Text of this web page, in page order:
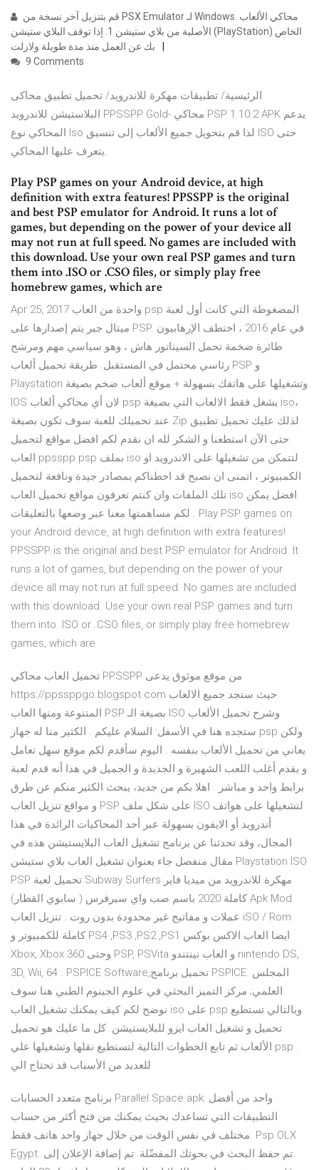
الأصلية من بلاي ستيشن 1. إذا توقف البلاي ستيشن (PlayStation) الخاص
بك عن العمل منذ مدة طويلة ولازلت
9 Comments
الرئيسية/ تطبيقات مهكرة للاندرويد/ تحميل تطبيق محاكى
البلاستيشن للاندرويد PPSSPP Gold- محاكي PSP 1.10.2 APK يدعم
المحاكي نوع Iso لذا قم بتحويل جميع الألعاب إلى تنسيق ISO حتى
يتعرف عليها المحاكي.
Play PSP games on your Android device, at high
definition with extra features! PPSSPP is the original
and best PSP emulator for Android. It runs a lot of
games, but depending on the power of your device all
may not run at full speed. No games are included with
this download. Use your own real PSP games and turn
them into .ISO or .CSO files, or simply play free
homebrew games, which are
Apr 25, 2017 واحدة من العاب psp المضغوطة التي كانت أول لعبة
ميتال جير يتم إصدارها على PSP. في عام 2016 ، اختطف الإرهابيون
طائرة ضخمة تحمل السيناتور هاش ، وهو سياسي مهم ومرشح
رئاسي محتمل في المستقبل. طريقة تحميل ألعاب PSP و
Playstation وتشغيلها على هاتفك بسهولة + موقع ألعاب ضخم بصيغة
IOS لان أي محاكي ألعاب psp يشغل فقط الالعاب التي بصيغة iso،
عند تحميلك للعبة سوف تكون بصيغة Zip لذلك عليك تحميل تطبيق
حتى الآن استطعنا و الشكر لله ان نقدم لكم افضل مواقع لتحميل
العاب ppsspp psp بملف iso لتتمكن من تشغيلها على الاندرويد او
الكمبيوتر ، اتمنى ان نصبح قد احطناكم بمصادر جيدة ونافعة لتحميل
تلك الملفات وان كنتم تعرفون مواقع تحميل العاب iso افضل يمكن
لكم مساهمتها معنا عبر وضعها بالتعليقات . Play PSP games on
your Android device, at high definition with extra features!
PPSSPP is the original and best PSP emulator for Android. It
runs a lot of games, but depending on the power of your
device all may not run at full speed. No games are included
with this download. Use your own real PSP games and turn
them into .ISO or .CSO files, or simply play free homebrew
games, which are
تحميل العاب محاكي PPSSPP من موقع موثوق يدعى
https://ppssppgo.blogspot.com حيث ستجد جميع الالعاب
المتنوعة ومنها العاب PSP بصيغة الـ ISO وشرح تحميل الألعاب
ستجده هنا في الأسفل: السلام عليكم . الكثير منا له جهاز psp ولكن
يعاني من تحميل الألعاب بنفسه . اليوم سأقدم لكم موقع سهل تعامل
و يقدم أغلب اللعب الشهيرة و الجديدة و الجميل في هذا أنه قدم لعبة
برابط واحد و مباشر . اهلا بكم من جديد، يبحث الكثير منكم عن طرق
و مواقع تنزيل العاب PSP على شكل ملف ISO لتشغيلها على هواتف
أندرويد أو الايفون بسهولة عبر أحد المحاكيات الرائدة في هذا
المجال، وقد تحدثنا عن برنامج تشغيل العاب البلايستيشن هذه في
مقال منفصل جاء بعنوان تشغيل العاب بلاي ستيشن Playstation ISO
PSP تحميل لعبة Subway Surfers مهكرة للاندرويد من ميديا فاير
كاملة 2020 باسم صب واي سيرفرس ( سابوي القطار) Apk Mod
عملات و مفاتيح غير محدودة بدون روت . تنزيل العاب iSO / Rom
كاملة للكمبيوتر و PS4 ,PS3 ,PS2 ,PS1 ايضا العاب الاكس بوكس
Xbox, Xbox 360 وحتى PSP, PSVita و العاب نينتندو nintendo DS,
3D, Wii, 64 . PSPICE Software,تحميل برنامج PSPICE. المجلس
العلمي; مركز التميز البحثي في علوم الجينوم الطبي هنا سوف
نوضح لكم كيف يمكنك تشغيل العاب iso على psp وبالتالي تستطيع
تحميل و تشغيل العاب ايزو للبلايستيشن. كل ما عليك هو تحميل
الألعاب ثم تابع الخطوات التالية لتستطيع نقلها وتشغيلها علي psp .
للعديد من الأسباب قد تحتاج الي
برنامج متعدد الحسابات Parallel Space apk: واحد من أفضل
التطبيقات التي تساعدك بحيث يمكنك من فتح أكثر من حساب
مختلف في نفس الوقت من خلال جهاز واحد هاتف فقط. Psp OLX
Egypt. تم حفظ البحث في بحوثك المفضّلة. تم إضافة الإعلان إلى